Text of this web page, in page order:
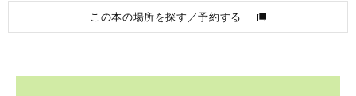
この本の場所を探す／予約する